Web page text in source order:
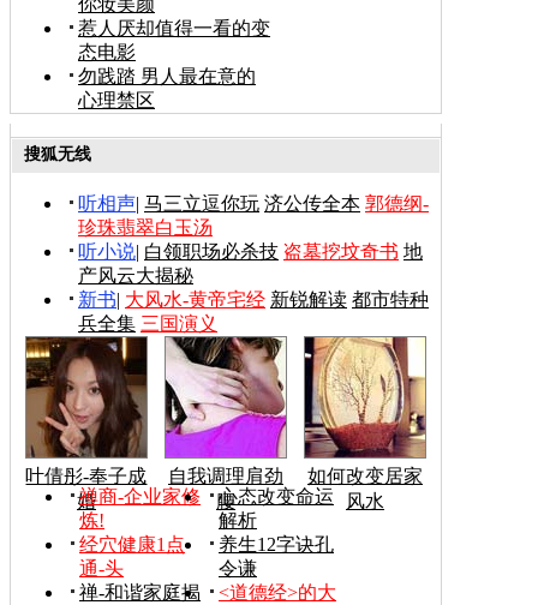
惹人厌却值得一看的变
态电影
勿践踏 男人最在意的
心理禁区
搜狐无线
听相声| 马三立逗你玩 济公传全本 郭德纲-
珍珠翡翠白玉汤
听小说| 白领职场必杀技 盗墓挖坟奇书 地
产风云大揭秘
新书| 大风水-黄帝宅经 新锐解读 都市特种
兵全集 三国演义
叶倩彤-奉子成
婚
自我调理肩劲
腰
如何改变居家
风水
禅商-企业家修
炼!
心态改变命运
解析
经穴健康1点
通-头
养生12字诀孔
令谦
禅-和谐家庭揭
<道德经>的大